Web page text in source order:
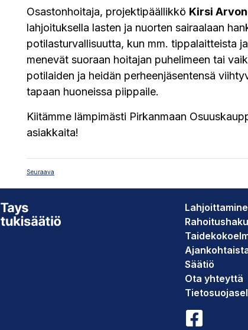
Osastonhoitaja, projektipäällikkö Kirsi
lahjoituksella lasten ja nuorten sairaalaan
potilasturvallisuutta, kun mm. tippalaitteista
menevät suoraan hoitajan puhelimeen tai
potilaiden ja heidän perheenjäsentensä
tapaan huoneissa piippaile.
Kiitämme lämpimästi Pirkanmaan
asiakkaita!
Seuraava
Rahoitushaku
Säätiö
Ota yhteyttä